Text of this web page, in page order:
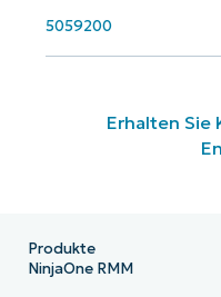
5059200
Erhalten Sie
Produkte
NinjaOne RMM